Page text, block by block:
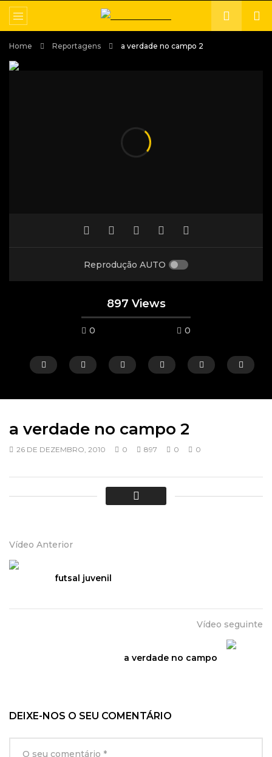
Home Reportagens a verdade no campo 2
Reprodução AUTO
897 Views
0 0
Jantar dos Amigos do Portal 2025
19 DE FEVEREIRO, 2026
Sereno – 2024
a verdade no campo 2
26 DE DEZEMBRO, 2010 0 897 0 0
Vídeo Anterior
futsal juvenil
Vídeo seguinte
a verdade no campo
DEIXE-NOS O SEU COMENTÁRIO